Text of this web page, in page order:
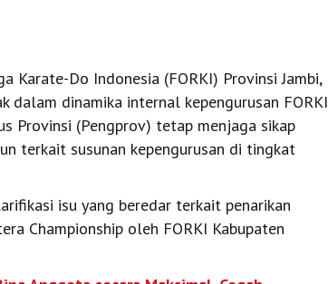
Karate-Do Indonesia (FORKI) Provinsi Jambi,
dalam dinamika internal kepengurusan FORKI
Provinsi (Pengprov) tetap menjaga sikap
terkait susunan kepengurusan di tingkat
isu yang beredar terkait penarikan
Championship oleh FORKI Kabupaten